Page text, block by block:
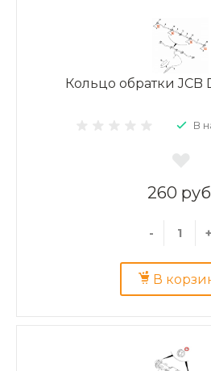
Кольцо обратки JCB
В
260
- +
В